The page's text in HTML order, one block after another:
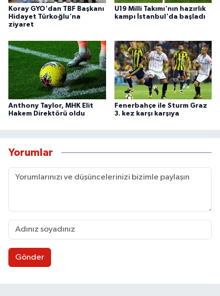
Koray GYO'dan TBF Başkanı
Hidayet Türkoğlu'na
ziyaret
U19 Milli Takımı'nın hazırlık
kampı İstanbul'da başladı
Anthony Taylor, MHK Elit
Hakem Direktörü oldu
Fenerbahçe ile Sturm Graz
3. kez karşı karşıya
Yorumlar
Gönder